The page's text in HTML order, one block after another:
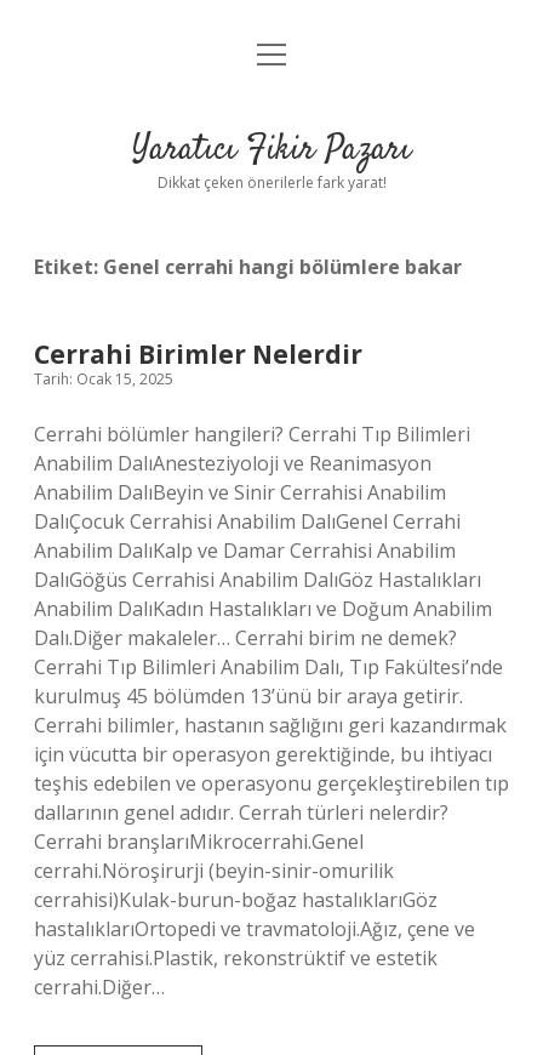
Anasayfa
Yasal Uyarı
menüyü
Yaratıcı Fikir Pazarı
Dikkat çeken önerilerle fark yarat!
Etiket: Genel cerrahi hangi bölümlere bakar
Cerrahi Birimler Nelerdir
Tarih: Ocak 15, 2025
Cerrahi bölümler hangileri? Cerrahi Tıp Bilimleri
Anabilim DalıAnesteziyoloji ve Reanimasyon
Anabilim DalıBeyin ve Sinir Cerrahisi Anabilim
DalıÇocuk Cerrahisi Anabilim DalıGenel Cerrahi
Anabilim DalıKalp ve Damar Cerrahisi Anabilim
DalıGöğüs Cerrahisi Anabilim DalıGöz Hastalıkları
Anabilim DalıKadın Hastalıkları ve Doğum Anabilim
Dalı.Diğer makaleler… Cerrahi birim ne demek?
Cerrahi Tıp Bilimleri Anabilim Dalı, Tıp Fakültesi’nde
kurulmuş 45 bölümden 13’ünü bir araya getirir.
Cerrahi bilimler, hastanın sağlığını geri kazandırmak
için vücutta bir operasyon gerektiğinde, bu ihtiyacı
teşhis edebilen ve operasyonu gerçekleştirebilen tıp
dallarının genel adıdır. Cerrah türleri nelerdir?
Cerrahi branşlarıMikrocerrahi.Genel
cerrahi.Nöroşirurji (beyin-sinir-omurilik
cerrahisi)Kulak-burun-boğaz hastalıklarıGöz
hastalıklarıOrtopedi ve travmatoloji.Ağız, çene ve
yüz cerrahisi.Plastik, rekonstrüktif ve estetik
cerrahi.Diğer…